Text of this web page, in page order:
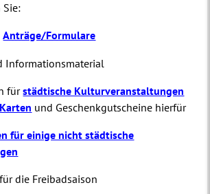
Sie:
Anträge/Formulare
Informationsmaterial
fürstädtische Kulturveranstaltungen
und Geschenkgutscheine hierfür
für einige nicht städtische
die Freibadsaison